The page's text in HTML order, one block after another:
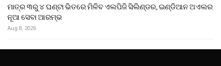
ମାତ୍ର ୩ରୁ ୪ ଘଣ୍ଟା ଭିତରେ ମିଳିବ ଏଲପିଜି ସିଲିଣ୍ଡର, ଇଣ୍ଡିଆନ ଅଏଲର
ନୂଆ ସେବା ଆରମ୍ଭ
Aug 8, 2026